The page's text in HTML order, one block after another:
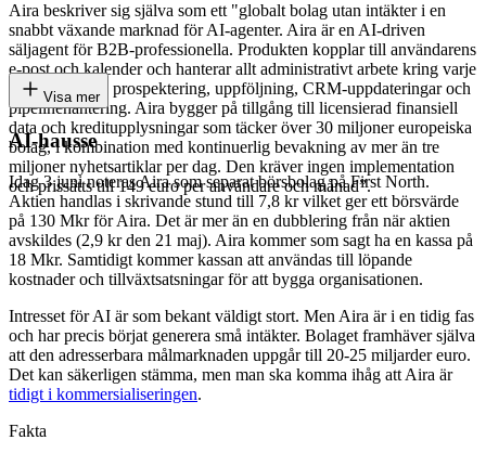
Aira beskriver sig själva som ett "globalt bolag utan intäkter i en
snabbt växande marknad för AI-agenter. Aira är en AI-driven
säljagent för B2B-professionella. Produkten kopplar till användarens
e-post och kalender och hanterar allt administrativt arbete kring varje
säljinteraktion: prospektering, uppföljning, CRM-uppdateringar och
pipelinehantering. Aira bygger på tillgång till licensierad finansiell
data och kreditupplysningar som täcker över 30 miljoner europeiska
bolag, i kombination med kontinuerlig bevakning av mer än tre
miljoner nyhetsartiklar per dag. Den kräver ingen implementation
och prissätts till 149 euro per användare och månad”.
Visa mer
AI-hausse
Idag 3 juni noteras Aira som separat börsbolag på First North.
Aktien handlas i skrivande stund till 7,8 kr vilket ger ett börsvärde
på 130 Mkr för Aira. Det är mer än en dubblering från när aktien
avskildes (2,9 kr den 21 maj). Aira kommer som sagt ha en kassa på
18 Mkr. Samtidigt kommer kassan att användas till löpande
kostnader och tillväxtsatsningar för att bygga organisationen.
Intresset för AI är som bekant väldigt stort. Men Aira är i en tidig fas
och har precis börjat generera små intäkter. Bolaget framhäver själva
att den adresserbara målmarknaden uppgår till 20-25 miljarder euro.
Det kan säkerligen stämma, men man ska komma ihåg att Aira är
tidigt i kommersialiseringen.
Fakta